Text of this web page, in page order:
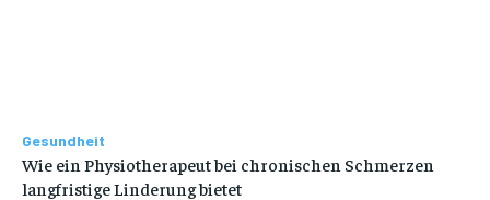
Gesundheit
Wie ein Physiotherapeut bei chronischen Schmerzen
langfristige Linderung bietet